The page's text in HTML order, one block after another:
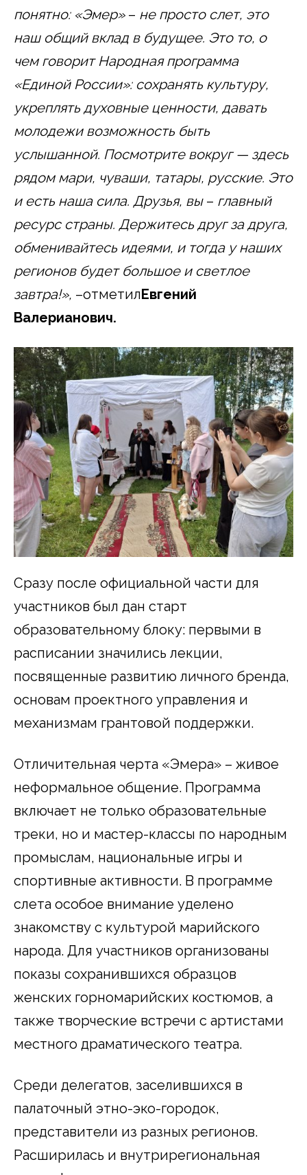
понятно: «Эмер» – не просто слет, это
наш общий вклад в будущее. Это то, о
чем говорит Народная программа
«Единой России»: сохранять культуру,
укреплять духовные ценности, давать
молодежи возможность быть
услышанной. Посмотрите вокруг — здесь
рядом мари, чуваши, татары, русские. Это
и есть наша сила. Друзья, вы – главный
ресурс страны. Держитесь друг за друга,
обменивайтесь идеями, и тогда у наших
регионов будет большое и светлое
завтра!», –отметилЕвгений
Валерианович.
Сразу после официальной части для
участников был дан старт
образовательному блоку: первыми в
расписании значились лекции,
посвященные развитию личного бренда,
основам проектного управления и
механизмам грантовой поддержки.
Отличительная черта «Эмера» – живое
неформальное общение. Программа
включает не только образовательные
треки, но и мастер-классы по народным
промыслам, национальные игры и
спортивные активности. В программе
слета особое внимание уделено
знакомству с культурой марийского
народа. Для участников организованы
показы сохранившихся образцов
женских горномарийских костюмов, а
также творческие встречи с артистами
местного драматического театра.
Среди делегатов, заселившихся в
палаточный этно-эко-городок,
представители из разных регионов.
Расширилась и внутрирегиональная